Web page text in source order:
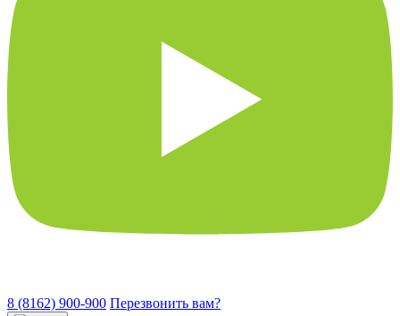
8 (8162) 900-900 Перезвонить вам?